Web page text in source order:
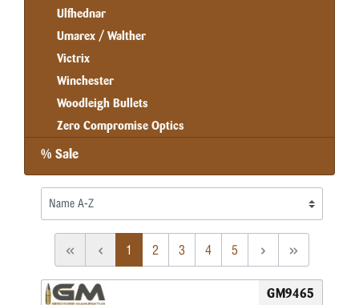
Ulfhednar
Umarex / Walther
Victrix
Winchester
Woodleigh Bullets
Zero Compromise Optics
% Sale
1 2 3 4 5
GM9465